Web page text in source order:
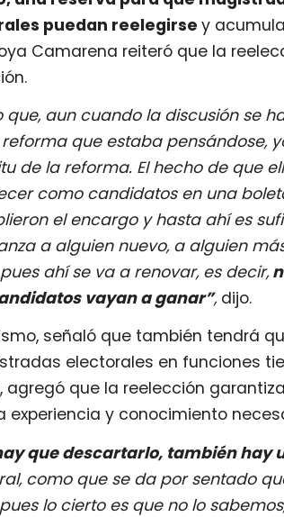
puedan reelegirse y
Camarena reiteró que la
que, aun cuando la discusión se
que estaba pensándose,
de la reforma. El hecho de que
como candidatos en una
el encargo y hasta ahí es
a alguien nuevo, a alguien
ahí se va a renovar, es decir,
vayan a ganar”,dijo.
señaló que también tendrá
electorales en funciones
agregó que la reelección
experiencia y conocimiento
que descartarlo, también hay
como que se da por sentado
lo cierto es que no lo